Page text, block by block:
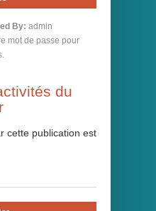
By: admin
mot de passe pour
du
cette publication est